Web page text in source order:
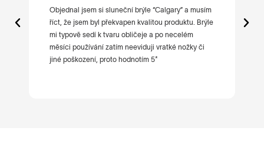
Objednal jsem si sluneční brýle “Calgary” a musím
říct, že jsem byl překvapen kvalitou produktu. Brýle
mi typově sedí k tvaru obličeje a po necelém
měsíci používání zatím neeviduji vratké nožky či
jiné poškození, proto hodnotím 5*